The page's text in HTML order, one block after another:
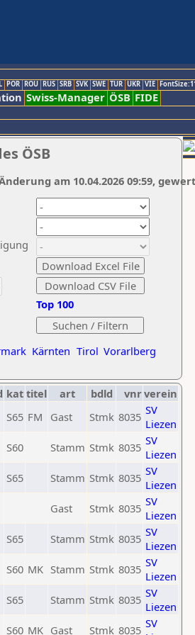
POR ROU RUS SRB SVK SWE TUR UKR VIE
Swiss-Manager ÖSB FIDE
ÖSB
Kärnten Tirol Vorarlberg
Top 100
am 10.04.2026 09:59,
kat titel art bdld vnrverein
S65 FM Gast Stmk 8035 SV
Liezen
S60 Stamm Stmk 8035 SV
Liezen
S65 Stamm Stmk 8035 SV
Liezen
Gast Stmk 8035 SV
Liezen
S65 Stamm Stmk 8035 SV
Liezen
S60 MK Stamm Stmk 8035 SV
Liezen
S65 Stamm Stmk 8035 SV
Liezen
S60 MK Gast Stmk 8035 SV